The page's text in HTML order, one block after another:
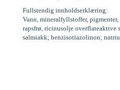
Fullstendig innholdserklæring:
Vann, mineralfyllstoffer,
rapsfrø, ricinusolje overflateaktive
salmiakk; benzisotiazolinon;